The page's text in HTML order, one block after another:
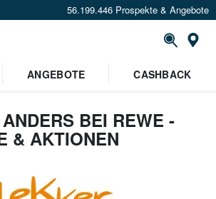
56.199.446 Prospekte & Angebote
Standort festlegen
ANGEBOTE CASHBACK
BEI REWE -
& AKTIONEN